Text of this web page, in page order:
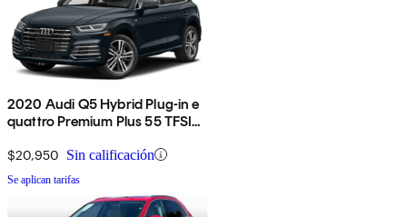
2020 Audi Q5 Hybrid Plug-in e
quattro Premium Plus 55 TFSI
$20,950 Sin calificación
Se aplican tarifas